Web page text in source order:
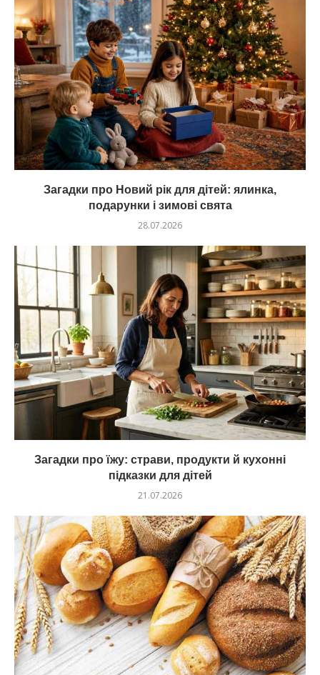
Загадки про Новий рік для дітей: ялинка,
подарунки і зимові свята
28.07.2026
Загадки про їжу: страви, продукти й кухонні
підказки для дітей
21.07.2026